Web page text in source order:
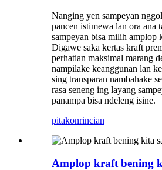
Nanging yen sampeyan
pancen istimewa lan ora ana
sampeyan bisa milih amplop
Digawe saka kertas kraft
perhatian maksimal marang
nampilake keanggunan lan
sing transparan nambahake
rasa seneng ing layang
panampa bisa ndeleng isine.
pitakonrincian
Amplop kraft bening